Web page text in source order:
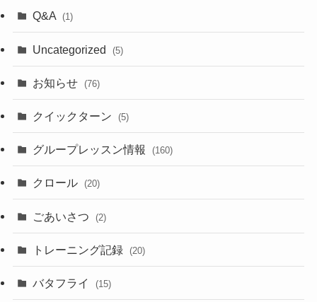
Q&A (1)
Uncategorized (5)
お知らせ (76)
クイックターン (5)
グループレッスン情報 (160)
クロール (20)
ごあいさつ (2)
トレーニング記録 (20)
バタフライ (15)